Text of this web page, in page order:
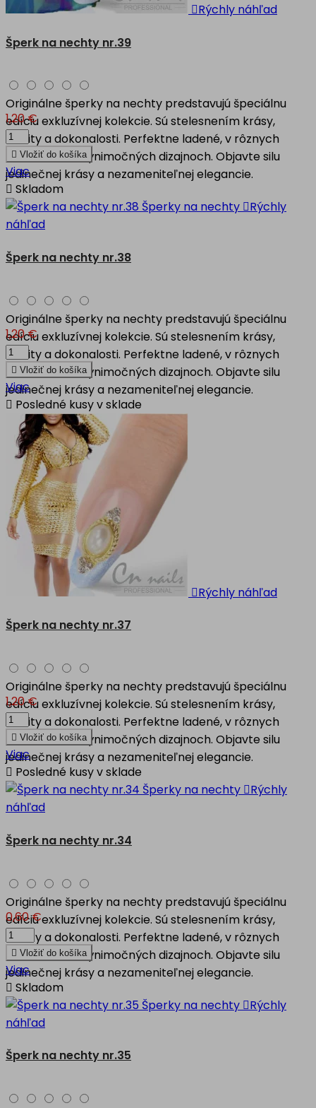
Rýchly náhľad
Šperk na nechty nr.39
Originálne šperky na nechty predstavujú špeciálnu
edíciu exkluzívnej kolekcie. Sú stelesnením krásy,
kvality a dokonalosti. Perfektne ladené, v rôznych
motívoch, vo výnimočných dizajnoch. Objavte silu
jedinečnej krásy a nezameniteľnej elegancie.
1,20 €
 Vložiť do košíka
Viac
 Skladom
Rýchly
náhľad
Šperk na nechty nr.38
Originálne šperky na nechty predstavujú špeciálnu
edíciu exkluzívnej kolekcie. Sú stelesnením krásy,
kvality a dokonalosti. Perfektne ladené, v rôznych
motívoch, vo výnimočných dizajnoch. Objavte silu
jedinečnej krásy a nezameniteľnej elegancie.
1,20 €
 Vložiť do košíka
Viac
 Posledné kusy v sklade
Rýchly náhľad
Šperk na nechty nr.37
Originálne šperky na nechty predstavujú špeciálnu
edíciu exkluzívnej kolekcie. Sú stelesnením krásy,
kvality a dokonalosti. Perfektne ladené, v rôznych
motívoch, vo výnimočných dizajnoch. Objavte silu
jedinečnej krásy a nezameniteľnej elegancie.
1,20 €
 Vložiť do košíka
Viac
 Posledné kusy v sklade
Rýchly
náhľad
Šperk na nechty nr.34
Originálne šperky na nechty predstavujú špeciálnu
edíciu exkluzívnej kolekcie. Sú stelesnením krásy,
kvality a dokonalosti. Perfektne ladené, v rôznych
motívoch, vo výnimočných dizajnoch. Objavte silu
jedinečnej krásy a nezameniteľnej elegancie.
0,60 €
 Vložiť do košíka
Viac
 Skladom
Rýchly
náhľad
Šperk na nechty nr.35